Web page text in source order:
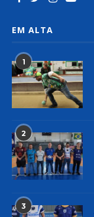
EM ALTA
1
2
3